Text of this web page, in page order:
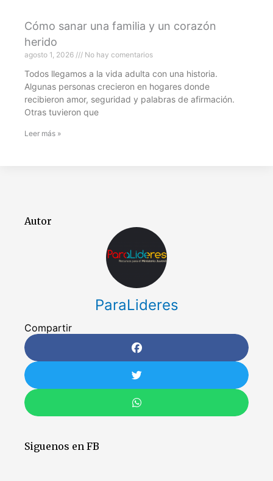
Cómo sanar una familia y un corazón
herido
agosto 1, 2026 No hay comentarios
Todos llegamos a la vida adulta con una historia.
Algunas personas crecieron en hogares donde
recibieron amor, seguridad y palabras de afirmación.
Otras tuvieron que
Leer más »
Autor
ParaLideres
Compartir
Siguenos en FB